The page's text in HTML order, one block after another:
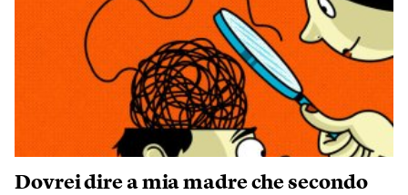
Dovrei dire a mia madre che secondo